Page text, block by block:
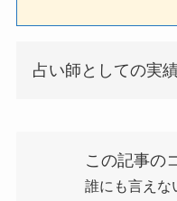
占い師としての実
この記事の
誰にも言えな